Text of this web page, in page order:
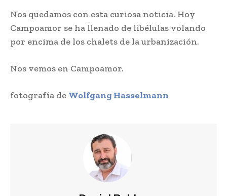
Nos quedamos con esta curiosa noticia. Hoy
Campoamor se ha llenado de libélulas volando
por encima de los chalets de la urbanización.
Nos vemos en Campoamor.
fotografía de Wolfgang Hasselmann